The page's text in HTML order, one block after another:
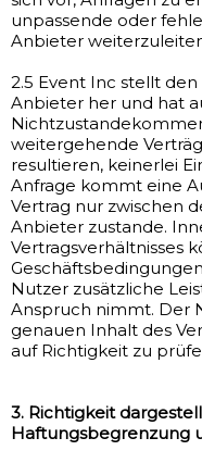
unpassende oder
Anbieter
2.5 Event Inc stellt
Anbieter her und hat
weitergehende
resultieren, keinerlei
Anfrage kommt eine
Vertrag nur zwischen
Anbieter zustande.
Vertragsverhältnisses
Nutzer zusätzliche
Anspruch nimmt. Der
genauen Inhalt des
auf Richtigkeit zu
3. Richtigkeit
Haftungsbegrenzung